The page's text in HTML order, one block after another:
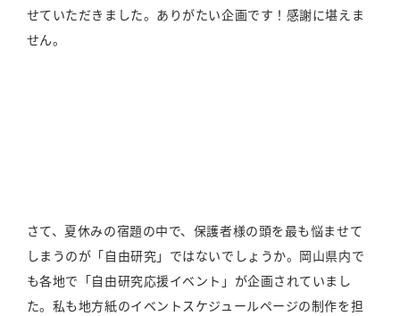
せていただきました。ありがたい企画です！感謝に堪えま
せん。
さて、夏休みの宿題の中で、保護者様の頭を最も悩ませて
しまうのが「自由研究」ではないでしょうか。岡山県内で
も各地で「自由研究応援イベント」が企画されていまし
た。私も地方紙のイベントスケジュールページの制作を担